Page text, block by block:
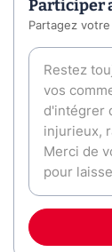
Participer
Partagez